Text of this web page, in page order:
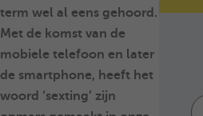
term wel al eens gehoord.
Met de komst van de
mobiele telefoon en later
de smartphone, heeft het
woord ‘sexting’ zijn